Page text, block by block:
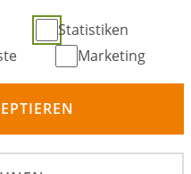
13. April 2025
Schlüsselfeld
Statistiken
Marketing